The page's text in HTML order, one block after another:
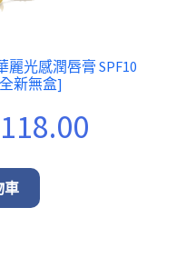
麗光感潤唇膏 SPF10
新無盒]
118.00Current
車